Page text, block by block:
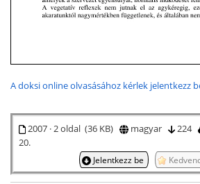
A doksi online olvasásához kérlek jelentkezz
2007 · 2 oldal (36 KB) magyar 224
20.
Jelentkezz be